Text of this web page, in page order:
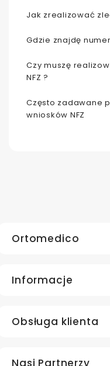
Jak zrealizować
Gdzie znajdę
Czy muszę
NFZ ?
Często zadawane
wniosków NFZ
Ortomedico
Informacje
Obsługa klienta
Nasi Partnerzy